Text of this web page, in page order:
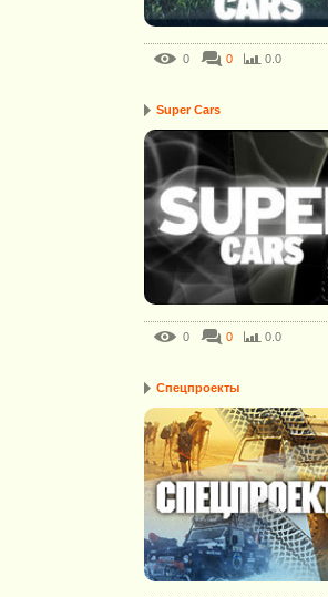
0 0 0.0
Super Cars
0 0 0.0
Спецпроекты